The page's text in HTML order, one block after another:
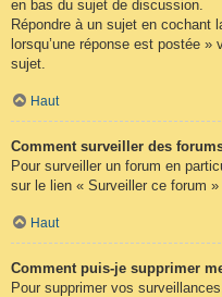
en bas du sujet de discussion.
Répondre à un sujet en cochant
lorsqu’une réponse est postée
sujet.
Haut
Comment surveiller des
Pour surveiller un forum en
sur le lien « Surveiller ce forum
Haut
Comment puis-je supprimer
Pour supprimer vos